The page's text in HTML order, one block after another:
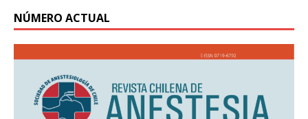
NÚMERO ACTUAL